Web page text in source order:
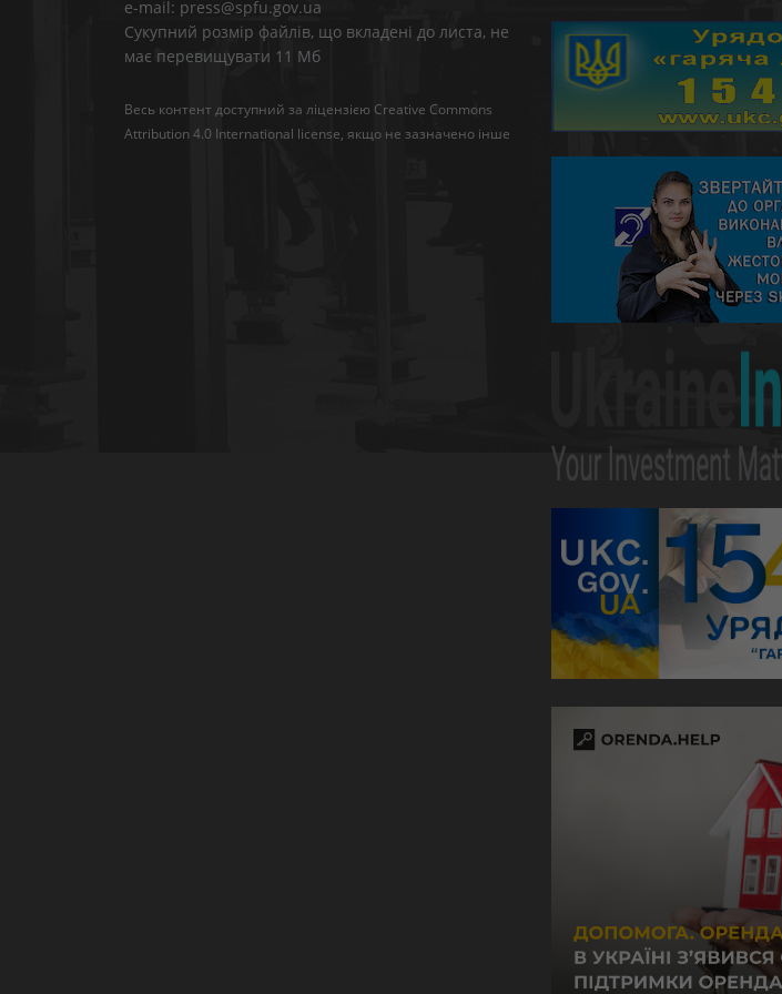
e-mail: press@spfu.gov.ua
Сукупний розмір файлів, що вкладені до листа, не
має перевищувати 11 Мб
Весь контент доступний за ліцензією Creative Commons
Attribution 4.0 International license, якщо не зазначено інше